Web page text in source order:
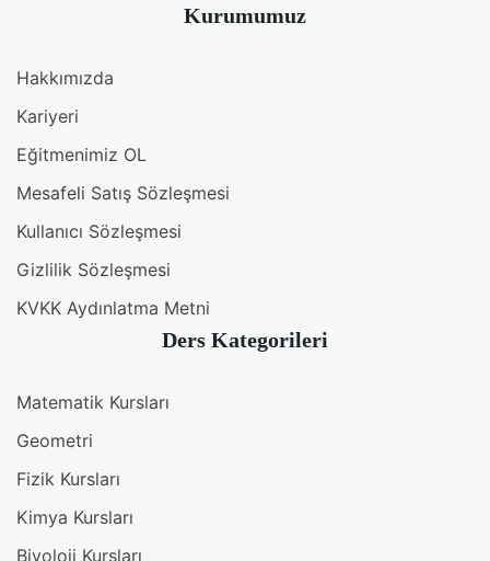
Kurumumuz
Hakkımızda
Kariyeri
Eğitmenimiz OL
Mesafeli Satış Sözleşmesi
Kullanıcı Sözleşmesi
Gizlilik Sözleşmesi
KVKK Aydınlatma Metni
Ders Kategorileri
Matematik Kursları
Geometri
Fizik Kursları
Kimya Kursları
Biyoloji Kursları